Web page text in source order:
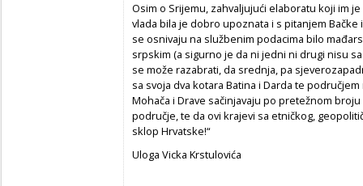
Osim o Srijemu, zahvaljujući elaboratu koji im
vlada bila je dobro upoznata i s pitanjem
se osnivaju na službenim podacima bilo
srpskim (a sigurno je da ni jedni ni drugi nisu
se može razabrati, da srednja, pa
sa svoja dva kotara Batina i Darda te
Mohača i Drave sačinjavaju po pretežnom
područje, te da ovi krajevi sa etničkog,
sklop Hrvatske!“
Uloga Vicka Krstulovića